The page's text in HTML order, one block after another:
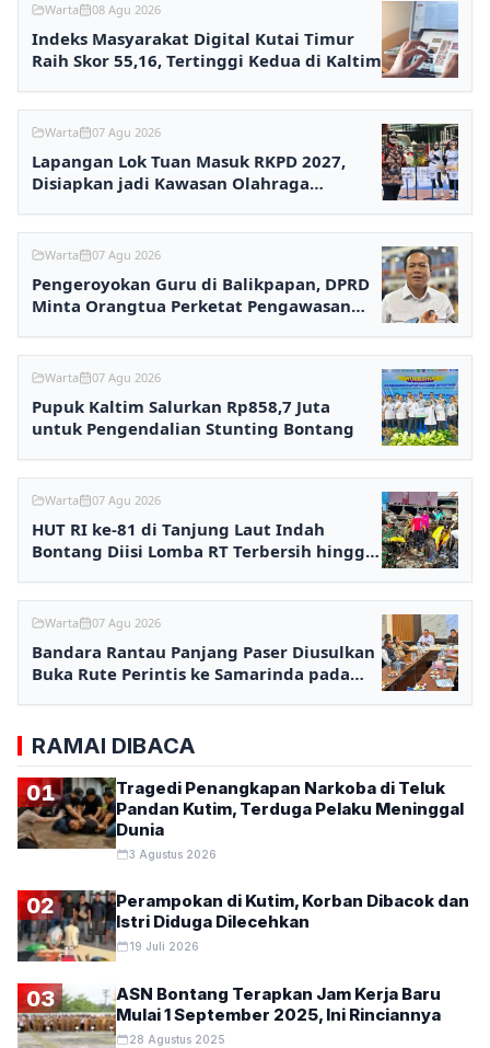
Warta 08 Agu 2026
Indeks Masyarakat Digital Kutai Timur
Raih Skor 55,16, Tertinggi Kedua di Kaltim
Warta 07 Agu 2026
Lapangan Lok Tuan Masuk RKPD 2027,
Disiapkan jadi Kawasan Olahraga
Warta 07 Agu 2026
Pengeroyokan Guru di Balikpapan, DPRD
Minta Orangtua Perketat Pengawasan
Warta 07 Agu 2026
Pupuk Kaltim Salurkan Rp858,7 Juta
untuk Pengendalian Stunting Bontang
Warta 07 Agu 2026
HUT RI ke-81 di Tanjung Laut Indah
Bontang Diisi Lomba RT Terbersih hingga
Warta 07 Agu 2026
Bandara Rantau Panjang Paser Diusulkan
Buka Rute Perintis ke Samarinda pada
RAMAI DIBACA
01
Tragedi Penangkapan Narkoba di Teluk
Pandan Kutim, Terduga Pelaku Meninggal
Dunia
3 Agustus 2026
02
Perampokan di Kutim, Korban Dibacok dan
Istri Diduga Dilecehkan
19 Juli 2026
03
ASN Bontang Terapkan Jam Kerja Baru
Mulai 1 September 2025, Ini Rinciannya
28 Agustus 2025